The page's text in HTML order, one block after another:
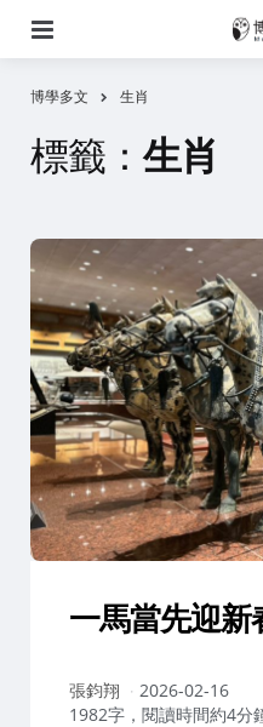
博學多文 生肖
標籤：生肖
一馬當先迎新
作
者：
張鈞翔
2026-02-16
1982字，閱讀時間約4分